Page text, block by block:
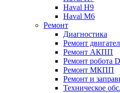
Haval H9
Haval M6
Ремонт
Диагностика
Ремонт
Ремонт АКПП
Ремонт робота
Ремонт МКПП
Ремонт и
Техническое